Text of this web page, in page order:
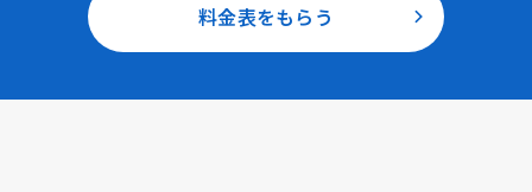
料金表をもらう